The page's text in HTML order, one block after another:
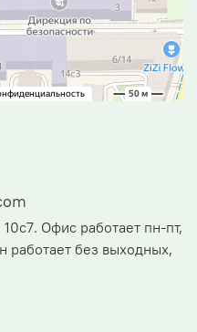
Офис работает пн-пт,
работает без выходных,